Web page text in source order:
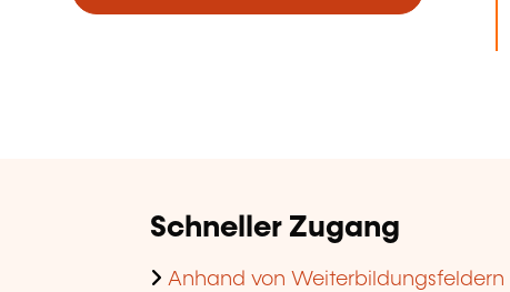
Schneller Zugang
Anhand von Weiterbildungsfeldern